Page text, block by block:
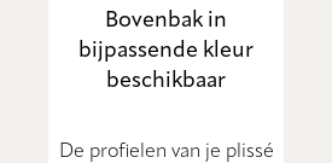
Bovenbak in
bijpassende kleur
beschikbaar
De profielen van je plissé